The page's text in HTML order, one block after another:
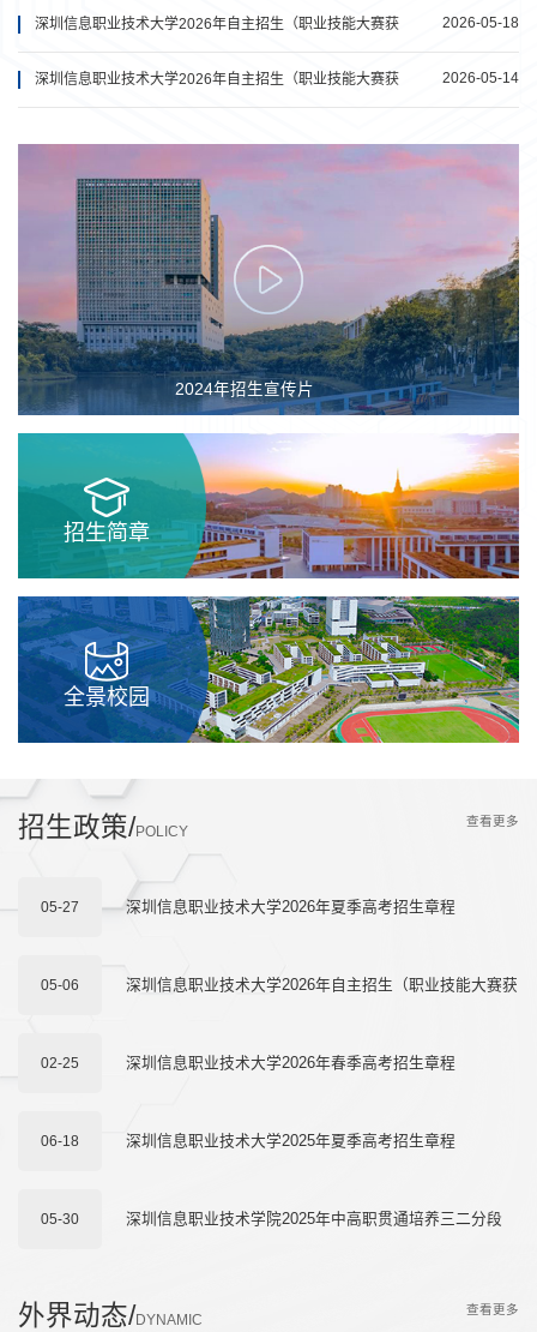
深圳信息职业技术大学2026年自主招生（职业技能大赛获
2026-05-18
深圳信息职业技术大学2026年自主招生（职业技能大赛获
2026-05-14
2024年招生宣传片
招生简章
全景校园
招生政策/POLICY
查看更多
05-27 深圳信息职业技术大学2026年夏季高考招生章程
05-06 深圳信息职业技术大学2026年自主招生（职业技能大赛获
02-25 深圳信息职业技术大学2026年春季高考招生章程
06-18 深圳信息职业技术大学2025年夏季高考招生章程
05-30 深圳信息职业技术学院2025年中高职贯通培养三二分段
外界动态/DYNAMIC
查看更多